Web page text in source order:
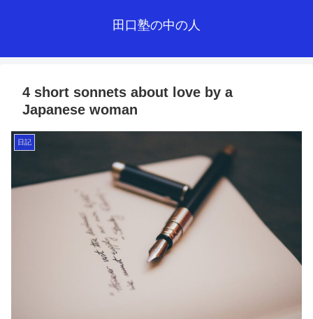
田口塾の中の人
4 short sonnets about love by a
Japanese woman
日記